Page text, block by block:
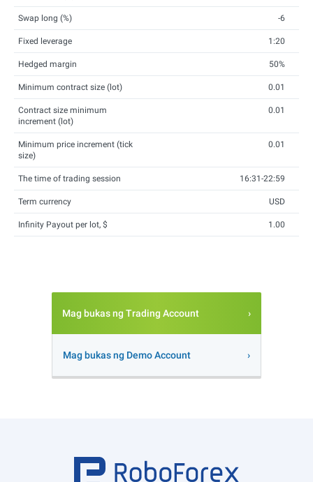
Swap long (%) -6
Fixed leverage 1:20
Hedged margin 50%
Minimum contract size (lot) 0.01
Contract size minimum
increment (lot)
0.01
Minimum price increment (tick
size)
0.01
The time of trading session 16:31-22:59
Term currency USD
Infinity Payout per lot, $ 1.00
Mag bukas ng Trading Account
Mag bukas ng Demo Account